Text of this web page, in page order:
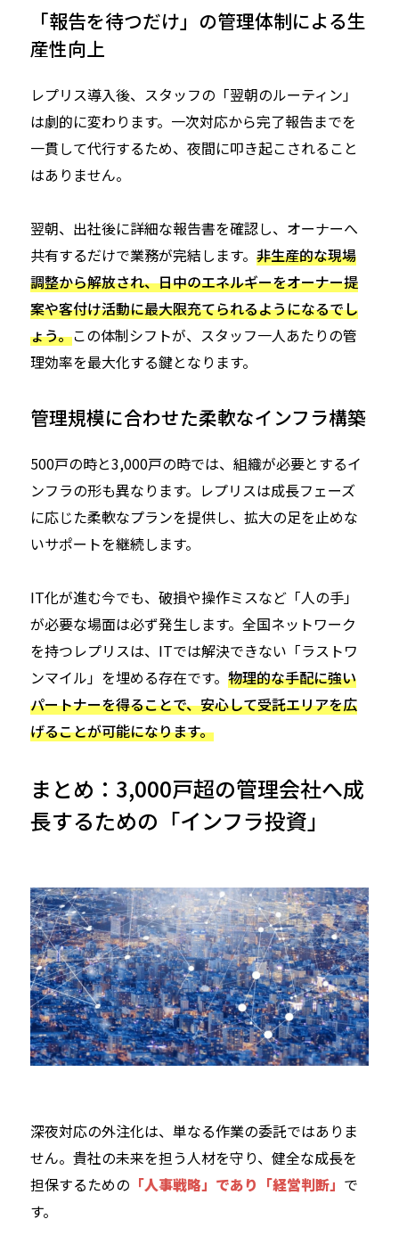
「報告を待つだけ」の管理体制による生
産性向上
レプリス導入後、スタッフの「翌朝のルーティン」
は劇的に変わります。一次対応から完了報告までを
一貫して代行するため、夜間に叩き起こされること
はありません。
翌朝、出社後に詳細な報告書を確認し、オーナーへ
共有するだけで業務が完結します。 非生産的な現場
調整から解放され、日中のエネルギーをオーナー提
案や客付け活動に最大限充てられるようになるでし
ょう。この体制シフトが、スタッフ一人あたりの管
理効率を最大化する鍵となります。
管理規模に合わせた柔軟なインフラ構築
500戸の時と3,000戸の時では、組織が必要とするイ
ンフラの形も異なります。レプリスは成長フェーズ
に応じた柔軟なプランを提供し、拡大の足を止めな
いサポートを継続します。
IT化が進む今でも、破損や操作ミスなど「人の手」
が必要な場面は必ず発生します。全国ネットワーク
を持つレプリスは、ITでは解決できない「ラストワ
ンマイル」を埋める存在です。 物理的な手配に強い
パートナーを得ることで、安心して受託エリアを広
げることが可能になります。
まとめ：3,000戸超の管理会社へ成
長するための「インフラ投資」
深夜対応の外注化は、単なる作業の委託ではありま
せん。貴社の未来を担う人材を守り、健全な成長を
担保するための 「人事戦略」であり「経営判断」 で
す。